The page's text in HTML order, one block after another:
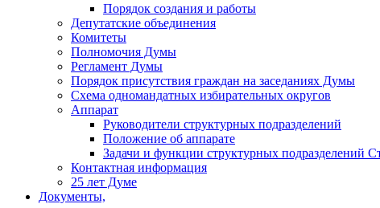
Порядок создания и работы
Депутатские объединения
Комитеты
Полномочия Думы
Регламент Думы
Порядок присутствия граждан на заседаниях Думы
Схема одномандатных избирательных округов
Аппарат
Руководители структурных подразделений
Положение об аппарате
Задачи и функции структурных подразделений
Контактная информация
25 лет Думе
Документы,